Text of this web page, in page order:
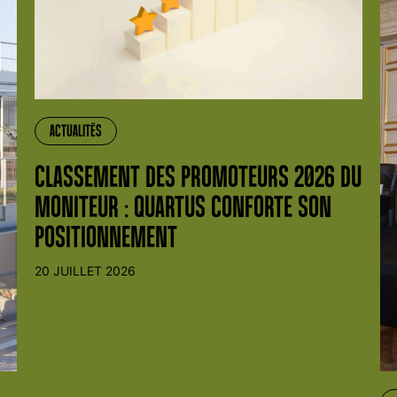
ACTUALITÉS
CLASSEMENT DES PROMOTEURS 2026 DU
MONITEUR : QUARTUS CONFORTE SON
POSITIONNEMENT
20 JUILLET 2026